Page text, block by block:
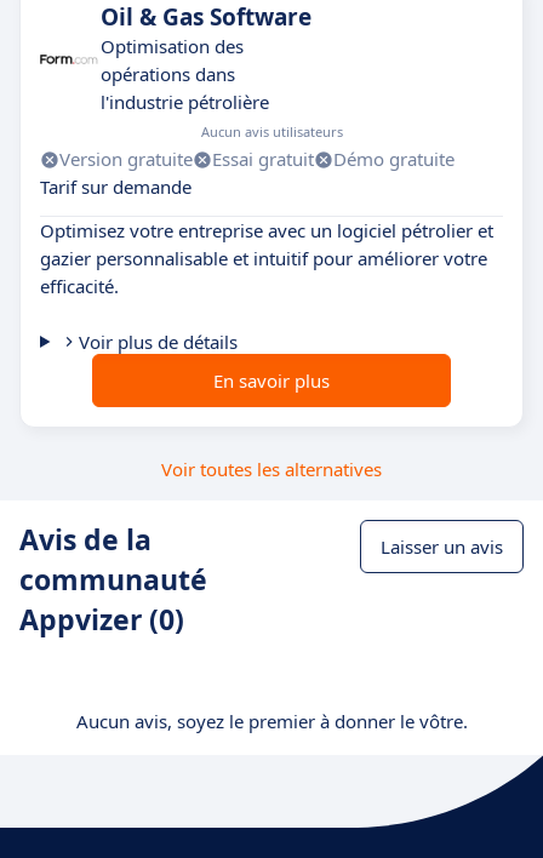
Oil & Gas Software
Optimisation des
opérations dans
l'industrie pétrolière
Aucun avis utilisateurs
Version gratuite Essai gratuit
Démo gratuite
Tarif sur demande
Optimisez votre entreprise avec un logiciel pétrolier et
gazier personnalisable et intuitif pour améliorer votre
efficacité.
Voir plus de détails
En savoir plus
Voir toutes les alternatives
Avis de la
communauté
Appvizer (0)
Laisser un avis
Aucun avis, soyez le premier à donner le vôtre.